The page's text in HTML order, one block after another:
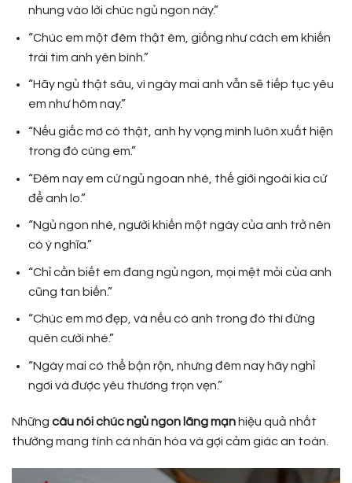
nhung vào lời chúc ngủ ngon này.”
“Chúc em một đêm thật êm, giống như cách em khiến
trái tim anh yên bình.”
“Hãy ngủ thật sâu, vì ngày mai anh vẫn sẽ tiếp tục yêu
em như hôm nay.”
“Nếu giấc mơ có thật, anh hy vọng mình luôn xuất hiện
trong đó cùng em.”
“Đêm nay em cứ ngủ ngoan nhé, thế giới ngoài kia cứ
để anh lo.”
“Ngủ ngon nhé, người khiến một ngày của anh trở nên
có ý nghĩa.”
“Chỉ cần biết em đang ngủ ngon, mọi mệt mỏi của anh
cũng tan biến.”
“Chúc em mơ đẹp, và nếu có anh trong đó thì đừng
quên cười nhé.”
“Ngày mai có thể bận rộn, nhưng đêm nay hãy nghỉ
ngơi và được yêu thương trọn vẹn.”
Những câu nói chúc ngủ ngon lãng mạn hiệu quả nhất
thường mang tính cá nhân hóa và gợi cảm giác an toàn.